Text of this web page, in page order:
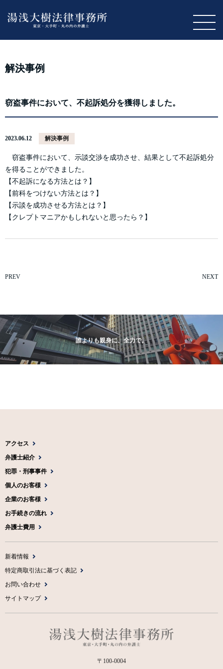
解決事例
窃盗事件において、不起訴処分を獲得しました。
2023.06.12 解決事例
窃盗事件において、示談交渉を成功させ、結果として不起訴処分
を得ることができました。
【不起訴になる方法とは？】
【前科をつけない方法とは？】
【示談を成功させる方法とは？】
【クレプトマニアかもしれないと思ったら？】
PREV NEXT
誰よりも親身に、全力で。
アクセス
弁護士紹介
犯罪・刑事事件
個人のお客様
企業のお客様
お手続きの流れ
弁護士費用
新着情報
特定商取引法に基づく表記
お問い合わせ
サイトマップ
〒100-0004